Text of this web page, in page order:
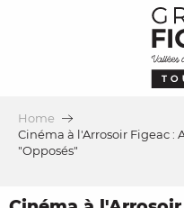
Home
Cinéma à l'Arrosoir Figeac
"Opposés"